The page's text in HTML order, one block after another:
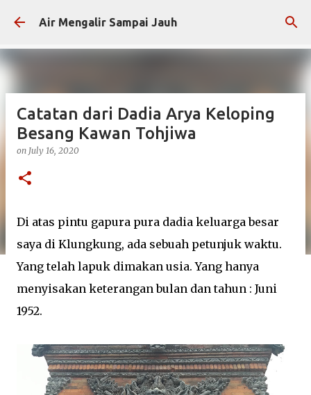
Skip to main content
Air Mengalir Sampai Jauh
Catatan dari Dadia Arya Keloping
Besang Kawan Tohjiwa
on July 16, 2020
Di atas pintu gapura pura dadia keluarga besar
saya di Klungkung, ada sebuah petunjuk waktu.
Yang telah lapuk dimakan usia. Yang hanya
menyisakan keterangan bulan dan tahun : Juni
1952.